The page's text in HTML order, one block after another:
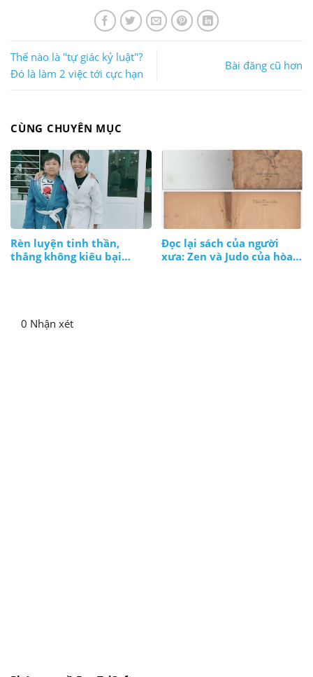
Thế nào là "tự giác kỷ luật"?
Đó là làm 2 việc tới cực hạn
Bài đăng cũ hơn
CÙNG CHUYÊN MỤC
Rèn luyện tinh thần,
thắng không kiêu bại
Đọc lại sách của người
xưa: Zen và Judo của hòa
0 Nhận xét